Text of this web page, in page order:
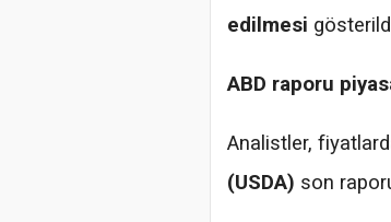
edilmesi
ABD raporu
Analistler,
(USDA) son